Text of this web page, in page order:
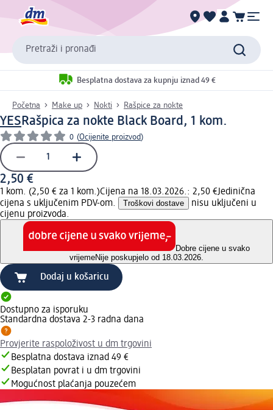
Pretraži i pronađi
Besplatna dostava za kupnju iznad 49 €
Početna Make up Nokti Rašpice za nokte
YESRašpica za nokte Black Board, 1 kom.
0 (Ocijenite proizvod)
2,50 €
1 kom. (2,50 € za 1 kom.)Cijena na 18.03.2026.: 2,50 €Jedinična
cijena s uključenim PDV-om.
Troškovi dostave
nisu uključeni u
cijenu proizvoda.
Dobre cijene u svako
vrijemeNije poskupjelo od 18.03.2026.
Dodaj u košaricu
Dostupno za isporuku
Standardna dostava 2-3 radna dana
Provjerite raspoloživost u dm trgovini
Besplatna dostava iznad 49 €
Besplatan povrat i u dm trgovini
Mogućnost plaćanja pouzećem